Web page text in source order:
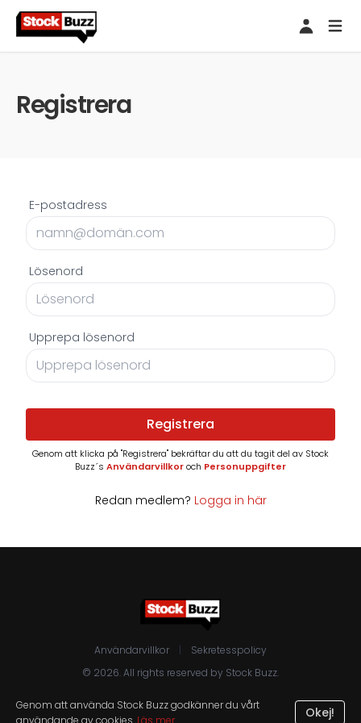
Registrera
E-postadress
Lösenord
Upprepa lösenord
Registrera
Genom att klicka på "Registrera" bekräftar du att du tagit del av Stock
Buzz´s Användarvillkoroch Personuppgifter
Redan medlem? Logga in här
Användarvillkor
Sekretesspolicy
© 2026. All rights reserved by Stock Buzz.
Genom att använda Stock Buzz godkänner du vårt
användande av cookies. Läs mer Okej!